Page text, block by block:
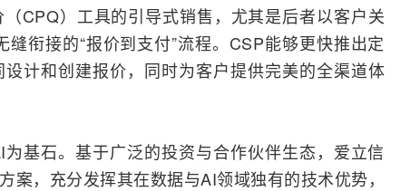
CPQ）工具的引导式销售，尤其是后者以客户关
衔接的“报价到支付”流程。CSP能够更快推出定
计和创建报价，同时为客户提供完美的全渠道体
基石。基于广泛的投资与合作伙伴生态，爱立信
案，充分发挥其在数据与AI领域独有的技术优势，